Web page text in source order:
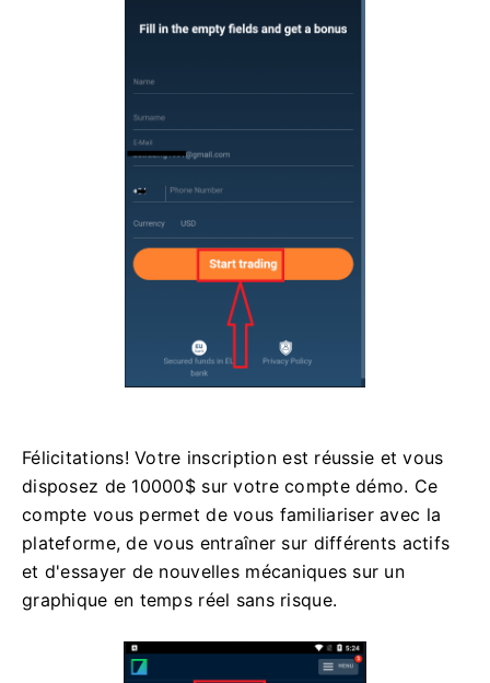
Félicitations! Votre inscription est réussie et vous
disposez de 10000$ sur votre compte démo. Ce
compte vous permet de vous familiariser avec la
plateforme, de vous entraîner sur différents actifs
et d'essayer de nouvelles mécaniques sur un
graphique en temps réel sans risque.